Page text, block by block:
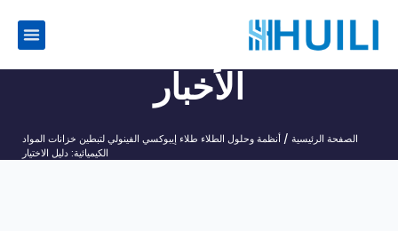
الأخبار
الصفحة الرئيسية / أنظمة وحلول الطلاء طلاء إيبوكسي الفينولي لتبطين خزانات المواد
الكيميائية: دليل الاختيار